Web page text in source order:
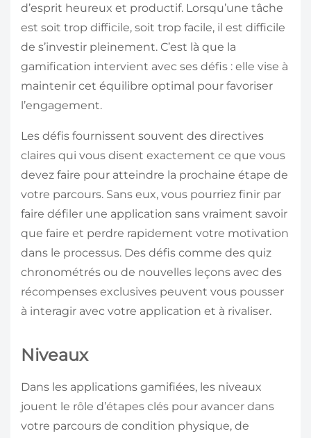
d’esprit heureux et productif. Lorsqu’une tâche
est soit trop difficile, soit trop facile, il est difficile
de s’investir pleinement. C’est là que la
gamification intervient avec ses défis : elle vise à
maintenir cet équilibre optimal pour favoriser
l’engagement.
Les défis fournissent souvent des directives
claires qui vous disent exactement ce que vous
devez faire pour atteindre la prochaine étape de
votre parcours. Sans eux, vous pourriez finir par
faire défiler une application sans vraiment savoir
que faire et perdre rapidement votre motivation
dans le processus. Des défis comme des quiz
chronométrés ou de nouvelles leçons avec des
récompenses exclusives peuvent vous pousser
à interagir avec votre application et à rivaliser.
Niveaux
Dans les applications gamifiées, les niveaux
jouent le rôle d’étapes clés pour avancer dans
votre parcours de condition physique, de